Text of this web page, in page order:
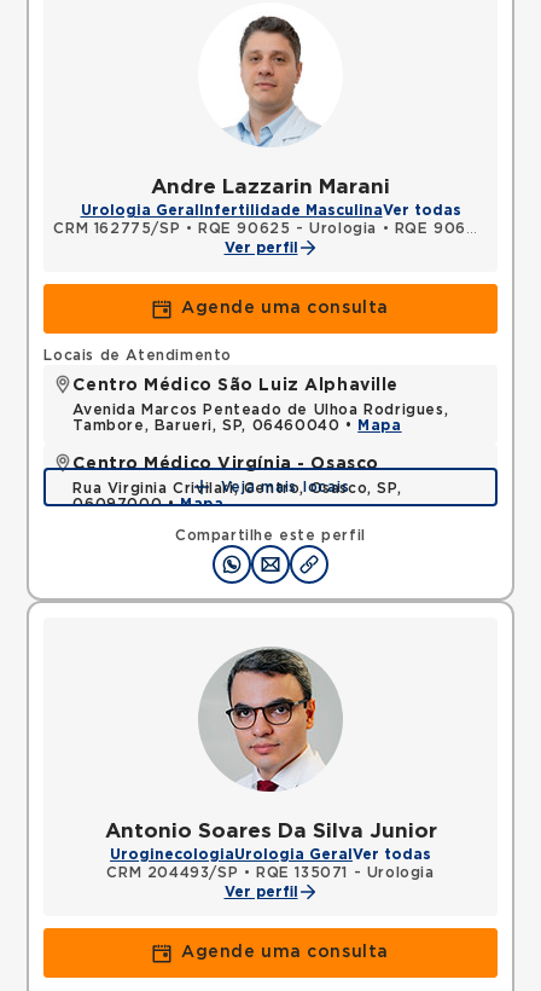
Andre Lazzarin Marani
Urologia Geral Infertilidade MasculinaVer todas
CRM 162775/SP • RQE 90625 - Urologia •
RQE 90626 - Cirurgia geral
Ver perfil
Agende uma consulta
Compartilhe este perfil
Locais de Atendimento
Centro Médico São Luiz Alphaville
Avenida Marcos Penteado de Ulhoa Rodrigues,
Tambore, Barueri, SP, 06460040 •
Mapa
Centro Médico Virgínia - Osasco
Rua Virginia Crivilari, Centro, Osasco, SP,
06097000 •Mapa
Veja mais locais
Antonio Soares Da Silva Junior
UroginecologiaUrologia Geral Ver todas
CRM 204493/SP •
RQE 135071 - Urologia
Ver perfil
Agende uma consulta